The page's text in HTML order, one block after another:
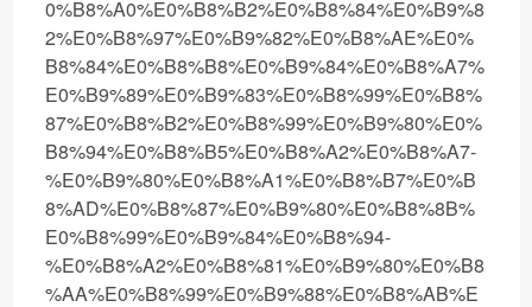
0%B8%A0%E0%B8%B2%E0%B8%84%E0%B9%8
2%E0%B8%97%E0%B9%82%E0%B8%AE%E0%
B8%84%E0%B8%B8%E0%B9%84%E0%B8%A7%
E0%B9%89%E0%B9%83%E0%B8%99%E0%B8%
87%E0%B8%B2%E0%B8%99%E0%B9%80%E0%
B8%94%E0%B8%B5%E0%B8%A2%E0%B8%A7-
%E0%B9%80%E0%B8%A1%E0%B8%B7%E0%B
8%AD%E0%B8%87%E0%B9%80%E0%B8%8B%
E0%B8%99%E0%B9%84%E0%B8%94-
%E0%B8%A2%E0%B8%81%E0%B9%80%E0%B8
%AA%E0%B8%99%E0%B9%88%E0%B8%AB%E